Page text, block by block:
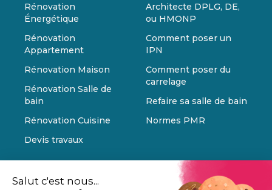
Salut c'est nous...
Rénovation
Énergétique
Rénovation
Appartement
Rénovation Maison
Rénovation Salle de
bain
Rénovation Cuisine
Devis travaux
Architecte DPLG, DE,
ou HMONP
Comment poser un
IPN
Comment poser du
carrelage
Refaire sa salle de bain
Normes PMR